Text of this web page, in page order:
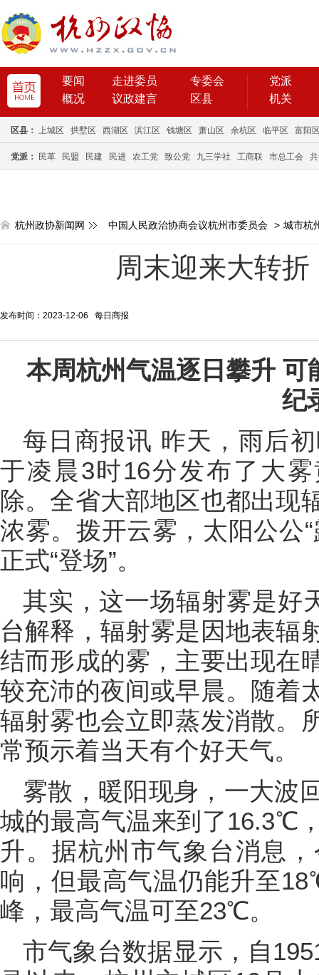
要闻 走进委员
专委会
概况
议政建言 区县
党派
机关
区县： 上城区 拱墅区 西湖区 滨江区 钱塘区 萧山区 余杭区 临平区 富阳
党派： 民革 民盟 民建 民进 农工党 致公党 九三学社 工商联 市总工会
杭州政协新闻网 中国人民政治协商会议杭州市委员会 > 城市杭
周末迎来大转
发布时间：2023-12-06 每日商报
本周杭州气温逐日攀升 可
纪
每日商报讯 昨天，雨后
于凌晨3时16分发布了大
除。全省大部地区也都出现
浓雾。拨开云雾，太阳公公
正式“登场”。
其实，这一场辐射雾是好
台解释，辐射雾是因地表辐
结而形成的雾，主要出现在
较充沛的夜间或早晨。随着
辐射雾也会立即蒸发消散。
常预示着当天有个好天气。
雾散，暖阳现身，一大波
城的最高气温来到了16.3℃
升。据杭州市气象台消息
响，但最高气温仍能升至
峰，最高气温可至23℃。
市气象台数据显示，自